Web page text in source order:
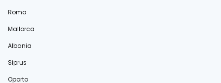
Roma
Mallorca
Albania
Siprus
Oporto